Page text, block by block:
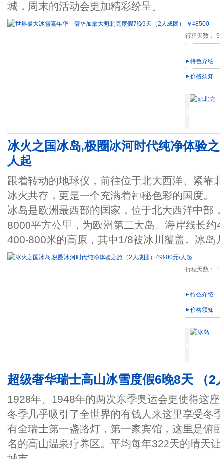
城，周末的活动会更加精彩纷呈。
行程天数：
特色介绍
价格须知
冰火之国冰岛,极圈冰河时代纯净体验
人起
跟着转动的地球仪，前往位于北大西洋、紧靠
冰火共存，更是一个充满着神秘色彩的国度。
冰岛是欧洲最西部的国家，位于北大西洋中部
8000平方公里，为欧洲第二大岛。海岸线长
400-800米的高原，其中1/8被冰川覆盖。冰岛
行程天数：
特色介绍
价格须知
超级奢华瑞士高山冰雪度假6晚8天 （
1928年、1948年的两次东季奥运会更使得这
冬季几乎吸引了全世界的有钱人来这里享受冬
有全瑞士第一盏路灯，第一家宾馆，这里是俯
名的高山温泉疗养区。平均每年322天的晴天